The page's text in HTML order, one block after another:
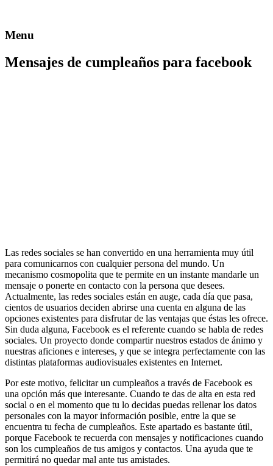
Menu
Mensajes de cumpleaños para facebook
Las redes sociales se han convertido en una herramienta muy útil
para comunicarnos con cualquier persona del mundo. Un
mecanismo cosmopolita que te permite en un instante mandarle un
mensaje o ponerte en contacto con la persona que desees.
Actualmente, las redes sociales están en auge, cada día que pasa,
cientos de usuarios deciden abrirse una cuenta en alguna de las
opciones existentes para disfrutar de las ventajas que éstas les ofrece.
Sin duda alguna, Facebook es el referente cuando se habla de redes
sociales. Un proyecto donde compartir nuestros estados de ánimo y
nuestras aficiones e intereses, y que se integra perfectamente con las
distintas plataformas audiovisuales existentes en Internet.
Por este motivo, felicitar un cumpleaños a través de Facebook es
una opción más que interesante. Cuando te das de alta en esta red
social o en el momento que tu lo decidas puedas rellenar los datos
personales con la mayor información posible, entre la que se
encuentra tu fecha de cumpleaños. Este apartado es bastante útil,
porque Facebook te recuerda con mensajes y notificaciones cuando
son los cumpleaños de tus amigos y contactos. Una ayuda que te
permitirá no quedar mal ante tus amistades.